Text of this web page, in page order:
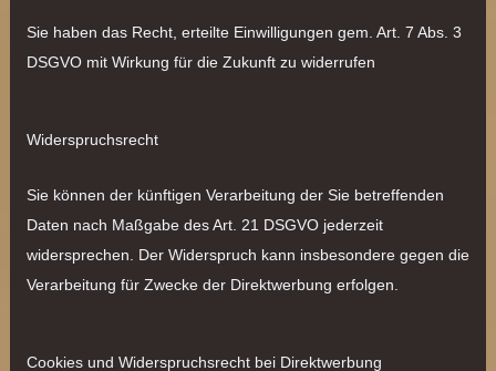
Sie haben das Recht, erteilte Einwilligungen gem. Art. 7 Abs. 3
DSGVO mit Wirkung für die Zukunft zu widerrufen
Widerspruchsrecht
Sie können der künftigen Verarbeitung der Sie betreffenden
Daten nach Maßgabe des Art. 21 DSGVO jederzeit
widersprechen. Der Widerspruch kann insbesondere gegen die
Verarbeitung für Zwecke der Direktwerbung erfolgen.
Cookies und Widerspruchsrecht bei Direktwerbung